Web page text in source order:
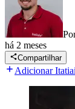
há 2 meses
Compartilhar
Adicionar